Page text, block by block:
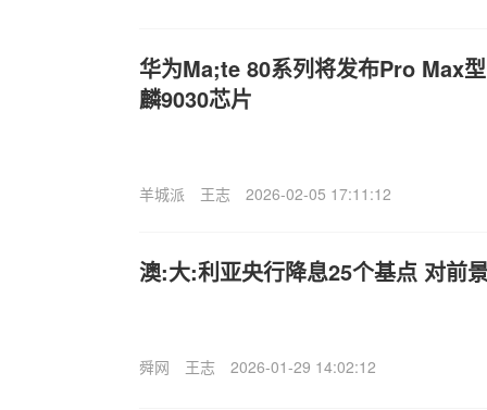
华为Ma;te 80系列将发布Pro Max
麟9030芯片
羊城派 王志 2026-02-05 17:11:12
澳:大:利亚央行降息25个基点 对前
舜网 王志 2026-01-29 14:02:12